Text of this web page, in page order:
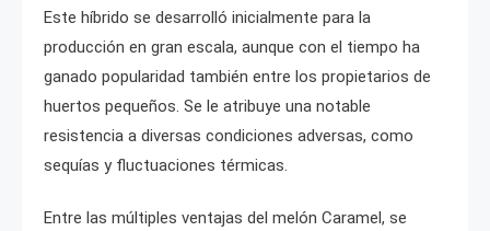
Este híbrido se desarrolló inicialmente para la
producción en gran escala, aunque con el tiempo ha
ganado popularidad también entre los propietarios de
huertos pequeños. Se le atribuye una notable
resistencia a diversas condiciones adversas, como
sequías y fluctuaciones térmicas.
Entre las múltiples ventajas del melón Caramel, se